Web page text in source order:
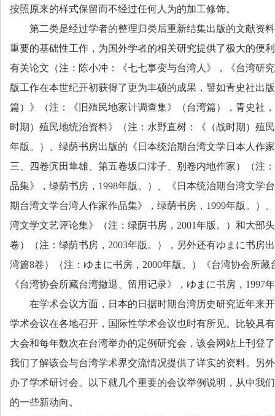
按照原来的样式保留而不经过任何人为的加工修饰。
第二类是经过学者的整理归类后重新结集出版的文献资
重要的基础性工作，为国外学者的相关研究提供了极大的便
有关论文（注：陈小冲：《七七事变与台湾人》，《台湾研
版工作在本世纪开初获得了更为丰硕的成果，譬如青史社出
篇）》（注：《旧殖民地家计调查集》（台湾篇），青史社，
时期）殖民地统治资料》（注：水野直树：《（战时期）殖
年版。）、绿荫书房出版的《日本统治期台湾文学日本人作
三、四卷滨田隼雄、第五卷坂口澪子、别卷内地作家）（注
品集》，绿荫书房， 1998年版。）、《日本统治期台湾文学
期台湾文学台湾人作家作品集》，绿荫书房， 1999年版。）
湾文学文艺评论集》（注：绿荫书房， 2001年版。）和大部
卷）（注：绿荫书房， 2003年版。
），另外还有ゆまに书房
湾篇8卷）（注：ゆまに书房， 2000年版。）《台湾协会所藏
《台湾协会所藏台湾撤退、留用记录》，ゆまに书房， 1997
在学术会议方面，日本的日据时期台湾历史研究近年来
学术会议在各地召开，国际性学术会议也时有所见。比较具
大会和每年数次在台湾举办的定例研究会，该会网站上刊登
我们了解该会与台湾学术界交流情况提供了详实的资料。另
办了学术研讨会。以下就几个重要的会议举例说明，从中我
的一些新动向。